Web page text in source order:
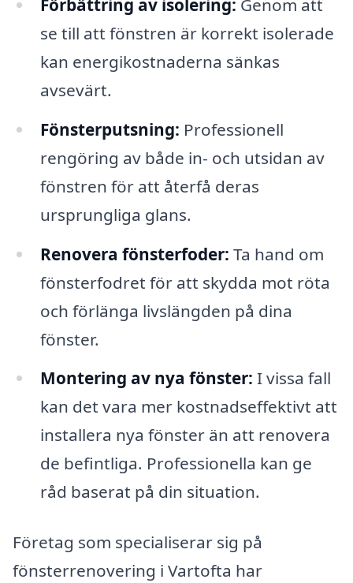
Förbättring av isolering: Genom att
se till att fönstren är korrekt isolerade
kan energikostnaderna sänkas
avsevärt.
Fönsterputsning: Professionell
rengöring av både in- och utsidan av
fönstren för att återfå deras
ursprungliga glans.
Renovera fönsterfoder: Ta hand om
fönsterfodret för att skydda mot röta
och förlänga livslängden på dina
fönster.
Montering av nya fönster: I vissa fall
kan det vara mer kostnadseffektivt att
installera nya fönster än att renovera
de befintliga. Professionella kan ge
råd baserat på din situation.
Företag som specialiserar sig på
fönsterrenovering i Vartofta har